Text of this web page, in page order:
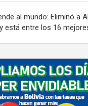
al mundo: Eliminó a
está entre los 16